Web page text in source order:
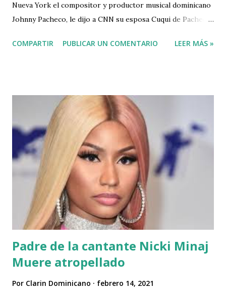
Nueva York el compositor y productor musical dominicano
Johnny Pacheco, le dijo a CNN su esposa Cuqui de Pacheco.
como uno de los padres de la salsa, Pacheco creó en los
estrellato muchos músicos nuevos. Pacheco llevaba varios
días hospitalizado en un centro médico de Nueva York con
problemas respiratorios.
COMPARTIR PUBLICAR UN COMENTARIO LEER MÁS »
Padre de la cantante Nicki Minaj
Muere atropellado
Por Clarin Dominicano febrero 14, 2021